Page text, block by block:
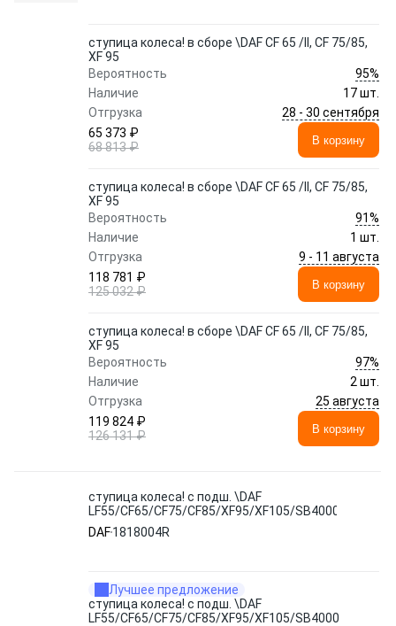
ступица колеса! в сборе \DAF CF 65 /II, CF 75/85,
XF 95
Вероятность
95%
Наличие
17 шт.
Отгрузка
28 - 30 сентября
65 373 ₽
68 813 ₽
В корзину
ступица колеса! в сборе \DAF CF 65 /II, CF 75/85,
XF 95
Вероятность
91%
Наличие
1 шт.
Отгрузка
9 - 11 августа
118 781 ₽
125 032 ₽
В корзину
ступица колеса! в сборе \DAF CF 65 /II, CF 75/85,
XF 95
Вероятность
97%
Наличие
2 шт.
Отгрузка
25 августа
119 824 ₽
126 131 ₽
В корзину
ступица колеса! с подш. \DAF
LF55/CF65/CF75/CF85/XF95/XF105/SB4000
DAF1818004R
Лучшее предложение
ступица колеса! с подш. \DAF
LF55/CF65/CF75/CF85/XF95/XF105/SB4000